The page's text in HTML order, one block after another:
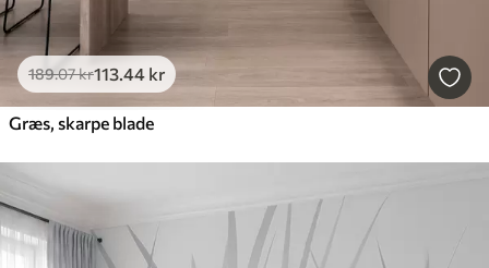
189.07kr113.44 kr
Græs, skarpe blade